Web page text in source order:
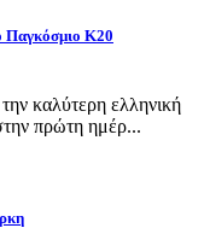
Παγκόσμιο Κ20
καλύτερη ελληνική
πρώτη ημέρ...